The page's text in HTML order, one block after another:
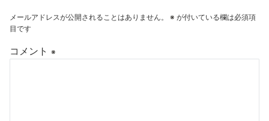
メールアドレスが公開されることはありません。 ※ が付いている欄は必須項
目です
コメント ※